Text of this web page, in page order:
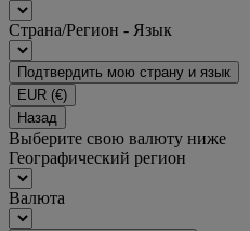
Страна/Регион - Язык
Подтвердить мою страну и язык
EUR (€)
Назад
Выберите свою валюту ниже
Географический регион
Валюта